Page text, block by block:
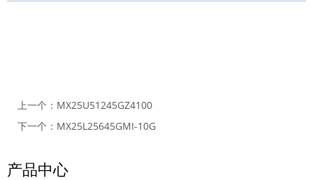
上一个： MX25U51245GZ4100
下一个： MX25L25645GMI-10G
产品中心